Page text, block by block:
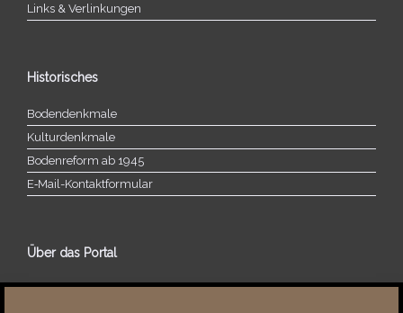
Links & Verlinkungen
Historisches
Bodendenkmale
Kulturdenkmale
Bodenreform ab 1945
E‑Mail-​​Kontaktformular
Über das Portal
Über dieses Portal